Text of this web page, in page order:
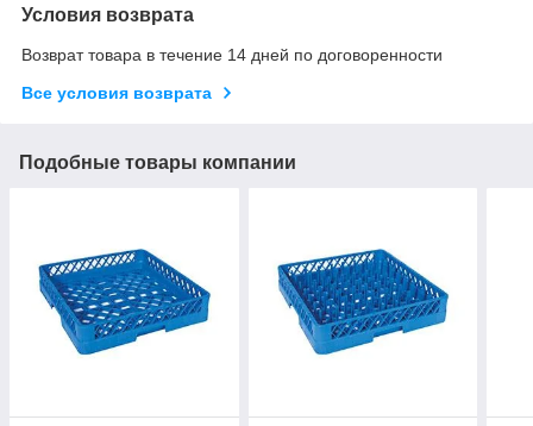
Условия возврата
Возврат товара в течение 14 дней по договоренности
Все условия возврата
Подобные товары компании